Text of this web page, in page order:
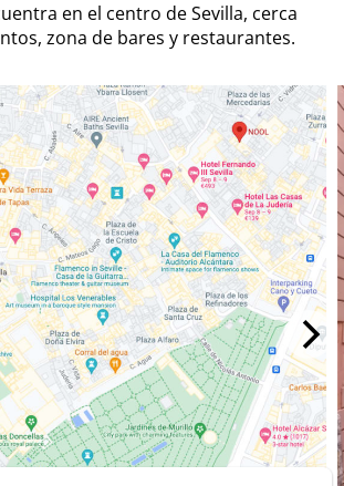
en el centro de Sevilla, cerca
zona de bares y restaurantes.